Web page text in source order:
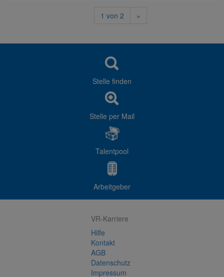
1 von 2 »
Stelle finden
Stelle per Mail
Talentpool
Arbeitgeber
VR-Karriere
Hilfe
Kontakt
AGB
Datenschutz
Impressum